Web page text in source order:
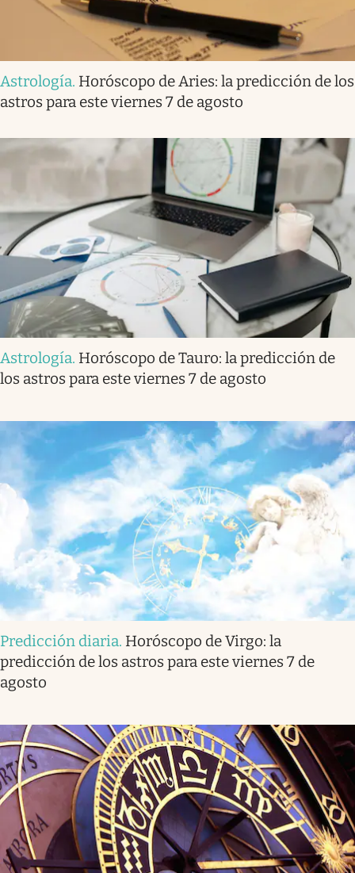
Astrología. Horóscopo de Aries: la predicción de los
astros para este viernes 7 de agosto
Astrología. Horóscopo de Tauro: la predicción de
los astros para este viernes 7 de agosto
Predicción diaria. Horóscopo de Virgo: la
predicción de los astros para este viernes 7 de
agosto